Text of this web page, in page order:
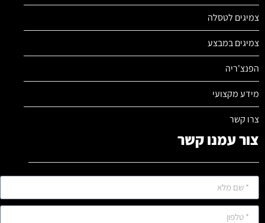
צמיגים לטסלה
צמיגים במבצע
הפנצ'ריה
מידע מקצועי
צרו קשר
צור עמנו קשר